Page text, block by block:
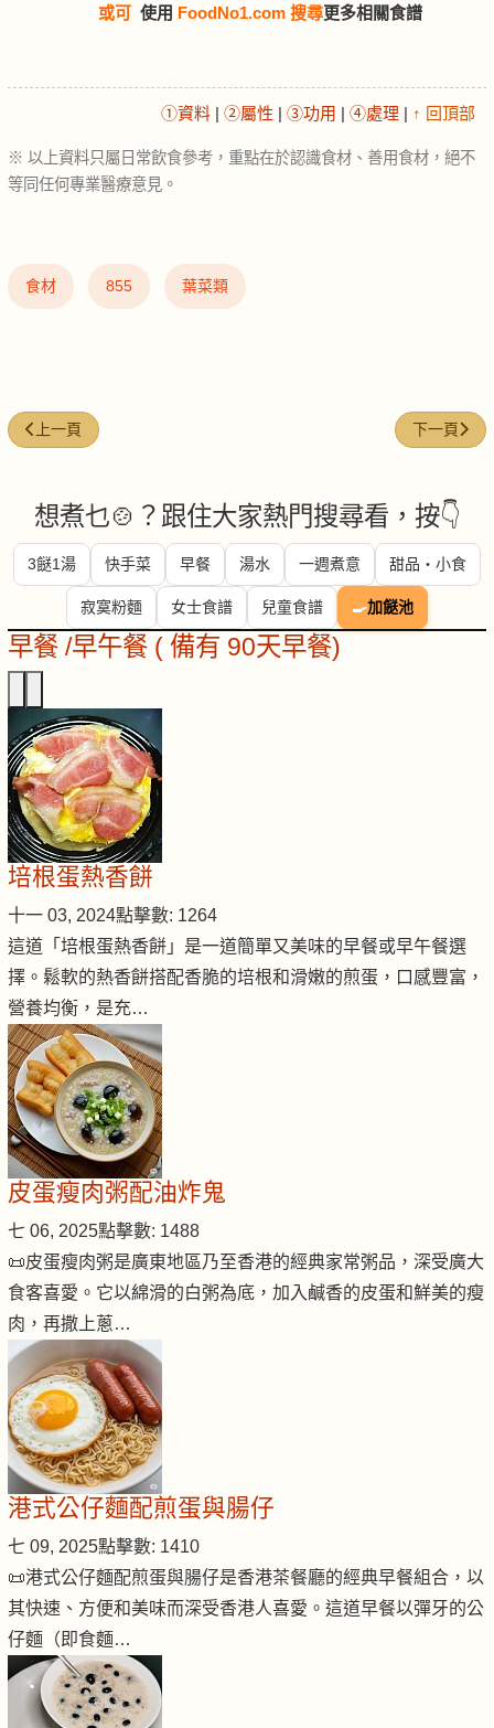
或可 使用 FoodNo1.com 搜尋更多相關食譜
①資料 | ②屬性 | ③功用 | ④處理 | ↑ 回頂部
※ 以上資料只屬日常飲食參考，重點在於認識食材、善用食材，絕不
等同任何專業醫療意見。
食材 855 葉菜類
上一篇文章: 馬鮫魚 (mackerel)
上一頁 下一篇文
下一頁
想煮乜🍲？跟住大家熱門搜尋看，按👇
3餸1湯 快手菜 早餐 湯水 一週煮意 甜品・小食
寂寞粉麵 女士食譜 兒童食譜 🍳加餸池
早餐 /早午餐 ( 備有 90天早餐)
培根蛋熱香餅
十一 03, 2024點擊數: 1264
這道「培根蛋熱香餅」是一道簡單又美味的早餐或早午餐選
擇。鬆軟的熱香餅搭配香脆的培根和滑嫩的煎蛋，口感豐富，
營養均衡，是充…
皮蛋瘦肉粥配油炸鬼
七 06, 2025點擊數: 1488
📜皮蛋瘦肉粥是廣東地區乃至香港的經典家常粥品，深受廣大
食客喜愛。它以綿滑的白粥為底，加入鹹香的皮蛋和鮮美的瘦
肉，再撒上蔥…
港式公仔麵配煎蛋與腸仔
七 09, 2025點擊數: 1410
📜港式公仔麵配煎蛋與腸仔是香港茶餐廳的經典早餐組合，以
其快速、方便和美味而深受香港人喜愛。這道早餐以彈牙的公
仔麵（即食麵…